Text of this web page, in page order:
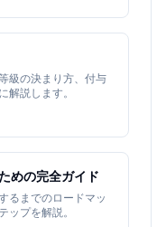
級の決まり方、付与
解説します。
めの完全ガイド
るまでのロードマッ
ップを解説。